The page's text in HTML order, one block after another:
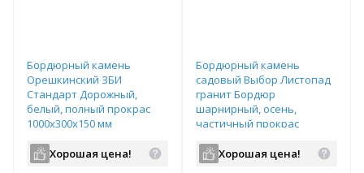
Бордюрный камень
Орешкинский ЗБИ
Стандарт Дорожный,
белый, полный прокрас
1000х300х150 мм
Хорошая цена!
Бордюрный камень
садовый Выбор Листопад
гранит Бордюр
шарнирный, осень,
частичный прокрас
Хорошая цена!